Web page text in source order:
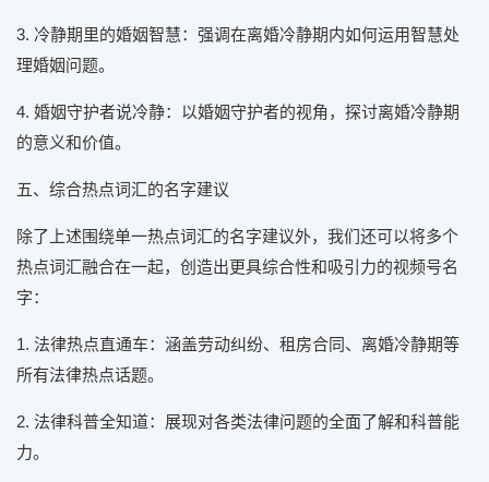
3. 冷静期里的婚姻智慧：强调在离婚冷静期内如何运用智慧处
理婚姻问题。
4. 婚姻守护者说冷静：以婚姻守护者的视角，探讨离婚冷静期
的意义和价值。
五、综合热点词汇的名字建议
除了上述围绕单一热点词汇的名字建议外，我们还可以将多个
热点词汇融合在一起，创造出更具综合性和吸引力的视频号名
字：
1. 法律热点直通车：涵盖劳动纠纷、租房合同、离婚冷静期等
所有法律热点话题。
2. 法律科普全知道：展现对各类法律问题的全面了解和科普能
力。